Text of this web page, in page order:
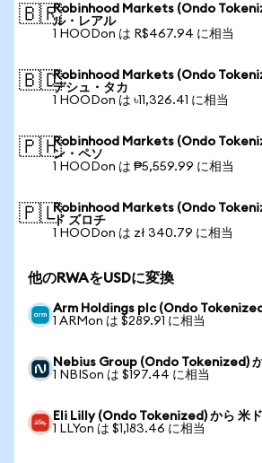
🇧🇷Robinhood Markets (Ondo
ル・レアル
1 HOODon は R$467.94 に相当
🇧🇩Robinhood Markets (Ondo
デシュ・タカ
1 HOODon は ৳11,326.41 に相当
🇵🇭Robinhood Markets (Ondo
ン・ペソ
1 HOODon は ₱5,559.99 に相当
🇵🇱Robinhood Markets (Ondo
ド ズロチ
1 HOODon は zł 340.79 に相当
他のRWAをUSDに変換
Arm Holdings plc (Ondo
1 ARMon は $289.91 に相当
Nebius Group (Ondo Tokenized)
1 NBISon は $197.44 に相当
Eli Lilly (Ondo Tokenized) から 米
1 LLYon は $1,183.46 に相当